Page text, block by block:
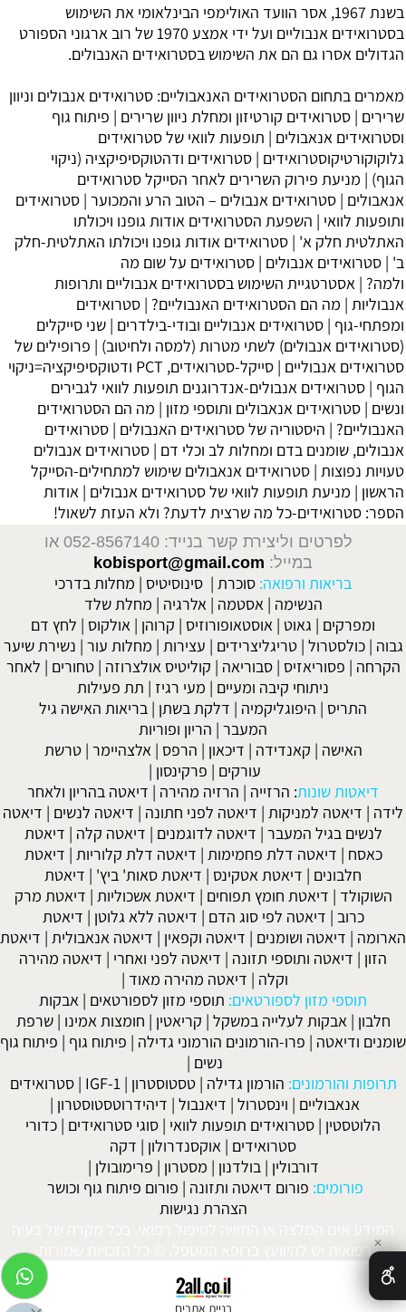
בשנת 1967, אסר הוועד האולימפי הבינלאומי את השימוש
בסטרואידים אנבוליים ועל ידי אמצע 1970 של רוב ארגוני הספורט
הגדולים אסרו גם הם את השימוש בסטרואידים האנבולים.
מאמרים בתחום הסטרואידים האנאבוליים: סטרואידים אנבולים וניוון
שרירים | סטרואידים קורטיזון ומחלת ניוון שרירים | פיתוח גוף
וסטרואידים אנאבולים | תופעות לוואי של סטרואידים
גלוקוקורטיקוסטרואידים | סטרואידים ודהטוקסיפיקציה (ניקוי
הגוף) | מניעת פירוק השרירים לאחר הסייקל סטרואידים
אנאבולים | סטרואידים אנבולים – הטוב הרע והמכוער | סטרואידים
ותופעות לוואי | השפעת הסטרואידים אודות גופנו ויכולתו
האתלטית חלק א' | סטרואידים אודות גופנו ויכולתו האתלטית-חלק
ב' | סטרואידים אנבולים | סטרואידים על שום מה
ולמה? | אסטרטגיית השימוש בסטרואידים אנבוליים ותרופות
אנבוליות | מה הם הסטרואידים האנבוליים? | סטרואידים
ומפתחי-גוף | סטרואידים אנבוליים ובודי-בילדרים | שני סייקלים
(סטרואידים אנבולים) לשתי מטרות (למסה ולחיטוב) | פרופילים של
סטרואידים אנבוליים |
סייקל-סטרואידים, PCT ודטוקסיפיקציה=ניקוי
הגוף | סטרואידים אנבולים-אנדרוגנים תופעות לוואי לגבירים
ונשים | סטרואידים אנאבולים ותוספי מזון | מה הם הסטרואידים
האנבוליים? | היסטוריה של סטרואידים האנבולים | סטרואידים
אנבולים, שומנים בדם ומחלות לב וכלי דם | סטרואידים אנבולים
טעויות נפוצות | סטרואידים אנאבולים שימוש למתחילים-הסייקל
הראשון | מניעת תופעות לוואי של סטרואידים אנבולים | אודות
הספר: סטרואידים-כל מה שרצית לדעת? ולא העזת לשאול!
לפרטים וליצירת קשר בנייד: 052-8567140
או
במייל: kobisport@gmail.com
בריאות ורפואה: סוכרת | סינוסיטיס | מחלות בדרכי
הנשימה | אסטמה | אלרגיה | מחלת שלד
ומפרקים | גאוט | אוסטאופורוזיס | קרוהן | אולקוס | לחץ דם
גבוה |כולסטרול |טריגליצרידים | עצירות | מחלות עור | נשירת שיער
הקרחה | פסוריאזיס |סבוריאה | קוליטיס אולצרוזה |טחורים | לאחר
ניתוחי קיבה ומעיים | מעי רגיז | תת פעילות
התריס | היפוגליקמיה | דלקת בשתן | בריאות האישה גיל
המעבר | הריון ופוריות
האישה | קאנדידה | דיכאון | הרפס | אלצהיימר |טרשת
עורקים | פרקינסון |
דיאטות שונות: הרזייה | הרזיה מהירה | דיאטה בהריון ולאחר
לידה | דיאטה למניקות | דיאטה לפני חתונה | דיאטה לנשים | דיאטה
לנשים בגיל המעבר | דיאטה לדוגמנים | דיאטה קלה | דיאטת
כאסח | דיאטה דלת פחמימות | דיאטה דלת קלוריות | דיאטת
חלבונים | דיאטת אטקינס | דיאטת סאות' ביץ' | דיאטת
השוקולד | דיאטת חומץ תפוחים | דיאטת אשכוליות | דיאטת מרק
כרוב | דיאטה לפי סוג הדם | דיאטה ללא גלוטן | דיאטת
הארומה | דיאטה ושומנים | דיאטה וקפאין | דיאטה אנאבולית | דיאטת
הזון | דיאטה ותוספי תזונה | דיאטה לפני ואחרי | דיאטה מהירה
וקלה | דיאטה מהירה מאוד |
תוספי מזון לספורטאים: תוספי מזון לספורטאים | אבקות
חלבון | אבקות לעלייה במשקל | קריאטין | חומצות אמינו |שרפת
שומנים ודיאטה | פרו-הורמונים הורמוני גדילה | פיתוח גוף | פיתוח גוף
נשים |
תרופות והורמונים: הורמון גדילה |טסטוסטרון |
IGF-1
|סטרואידים
אנאבוליים | וינסטרול | דיאנבול | דיהידרוטסטוסטרון |
הלוטסטין | סטרואידים תופעות לוואי | סוגי סטרואידים | כדורי
סטרואידים | אוקסנדרולון | דקה
דורבולין | בולדנון | מסטרון | פרימובולן |
פורומים: פורום דיאטה ותזונה | פורום פיתוח גוף וכושר
הצהרת נגישות
המידע אינו המלצה או התוויה לטיפול רפואי. בכל מקרה של בעיה
רפואית יש להיוועץ ברופא המטפל. © כל הזכויות שמורות.
בניית אתרים
✕